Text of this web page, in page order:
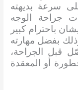
دليلاً على سرعة بديهته
جراحة الوجه
باحترام كبير
بفضل مهارته
قبل الجراحة،
أو المعقدة